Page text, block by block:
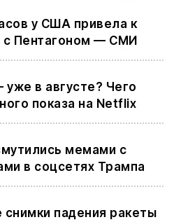
у США привела к
с Пентагоном — СМИ
уже в августе? Чего
показа на Netflix
мемами с
в соцсетях Трампа
снимки падения ракеты